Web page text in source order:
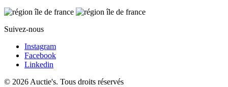
Suivez-nous
Instagram
Facebook
Linkedin
© 2026 Auctie's. Tous droits réservés